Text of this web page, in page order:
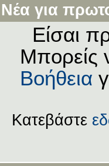
Νέα για
Είσαι
Μπορείς
Βοήθεια
Κατεβάστε